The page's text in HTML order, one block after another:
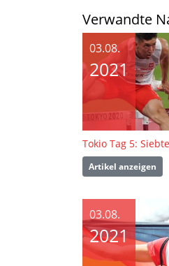
Verwandte
03.08.
2021
Artikel anzeigen
03.08.
2021